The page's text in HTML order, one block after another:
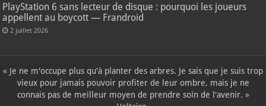
PlayStation 6 sans lecteur de disque : pourquoi les joueurs
appellent au boycott — Frandroid
2 juillet 2026
« Je ne m'occupe plus qu'à planter des arbres. Je sais que je suis trop
vieux pour jamais pouvoir profiter de leur ombre, mais je ne
connais pas de meilleur moyen de prendre soin de l'avenir. »